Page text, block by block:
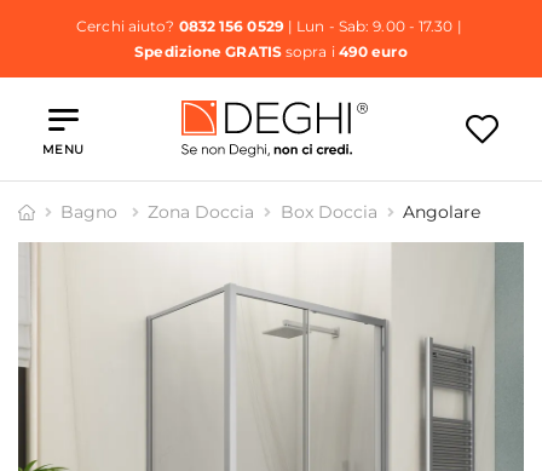
Cerchi aiuto? 0832 156 0529| Lun - Sab: 9.00 - 17.30 |
Spedizione GRATISsopra i 490 euro
MENU
Bagno Zona Doccia Box Doccia Angolare